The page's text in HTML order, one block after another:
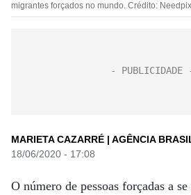
migrantes forçados no mundo. Crédito: Needpix
MARIETA CAZARRÉ | AGÊNCIA
18/06/2020 - 17:08
O número de pessoas forçadas a